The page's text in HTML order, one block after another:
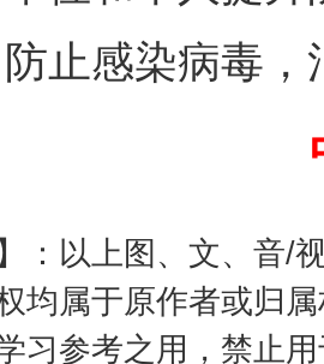
止感染病毒
：以上图、文、音/
均属于原作者或归
习参考之用，禁止
抗生素超标问题” 法